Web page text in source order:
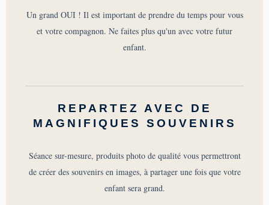
Un grand OUI ! Il est important de prendre du temps pour vous
et votre compagnon. Ne faites plus qu'un avec votre futur
enfant.
REPARTEZ AVEC DE
MAGNIFIQUES SOUVENIRS
Séance sur-mesure, produits photo de qualité vous permettront
de créer des souvenirs en images, à partager une fois que votre
enfant sera grand.